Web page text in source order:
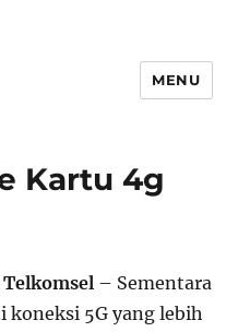
MENU
Kartu 4g
– Sementara
koneksi 5G yang lebih